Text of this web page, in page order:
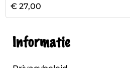
€ 27,00
Informatie